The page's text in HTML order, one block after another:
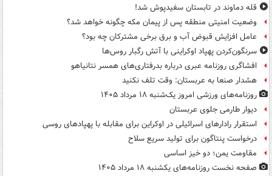
قله دماوند در تابستان سفیدپوش شد!
وضعیت امنیتی منطقه پس از پیمان مکه چگونه خواهد شد؟
عامل افزایش قبوض آب و برق برخی مشترکان چه بود؟
سرنگون‌کردن پهپاد اوکراینی با آتش رگبار روس‌ها
افشاگری روزنامه عبری درباره بدرفتاری‌های همسر نتانیاهو
هشدار صنعا به عربستان: وقت تلف نکنید
روزنامه‌های ورزشی امروز یک‌شنبه ۱۸ مرداد ۱۴۰۵
دیوار طارمی جلوی عربستان
استقرار رادارهای اسرائیلی در اوکراین برای مقابله با پهپادهای روسی
درخواست پنتاگون برای تولید سریع سلاح
مقاومت یمن؛ دو خیز اساسی
صفحه نخست روزنامه‌های یکشنبه ۱۸ مرداد ۱۴۰۵